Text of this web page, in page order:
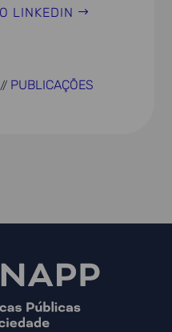
LINKEDIN
// PUBLICAÇÕES